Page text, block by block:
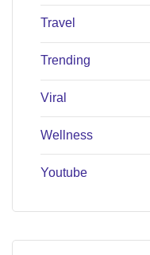
Travel
Trending
Viral
Wellness
Youtube